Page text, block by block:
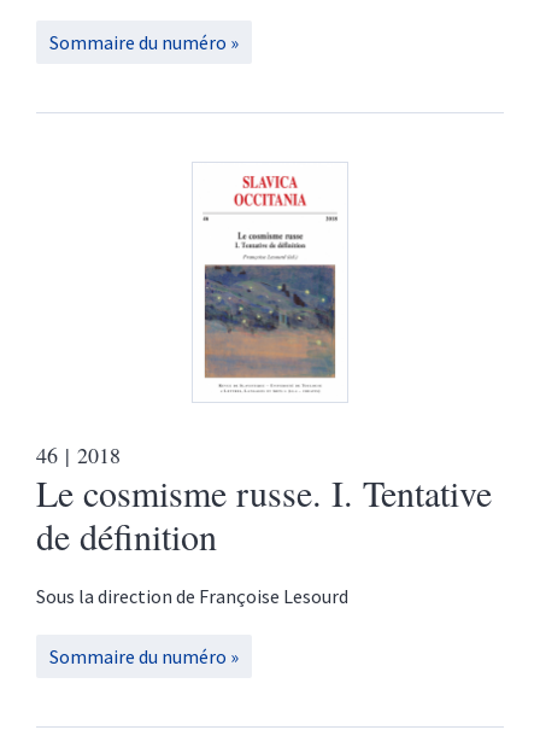
Sommaire du numéro
46 | 2018
Le cosmisme russe. I. Tentative
de définition
Sous la direction de Françoise Lesourd
Sommaire du numéro